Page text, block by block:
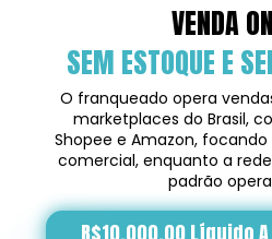
VENDA
SEM ESTOQUE E
O franqueado opera
marketplaces do Brasil,
Shopee e Amazon,
comercial, enquanto a
padrão
R$10.000,00 Líquido